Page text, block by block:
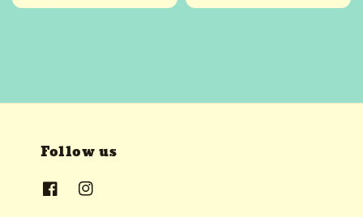
price
Follow us